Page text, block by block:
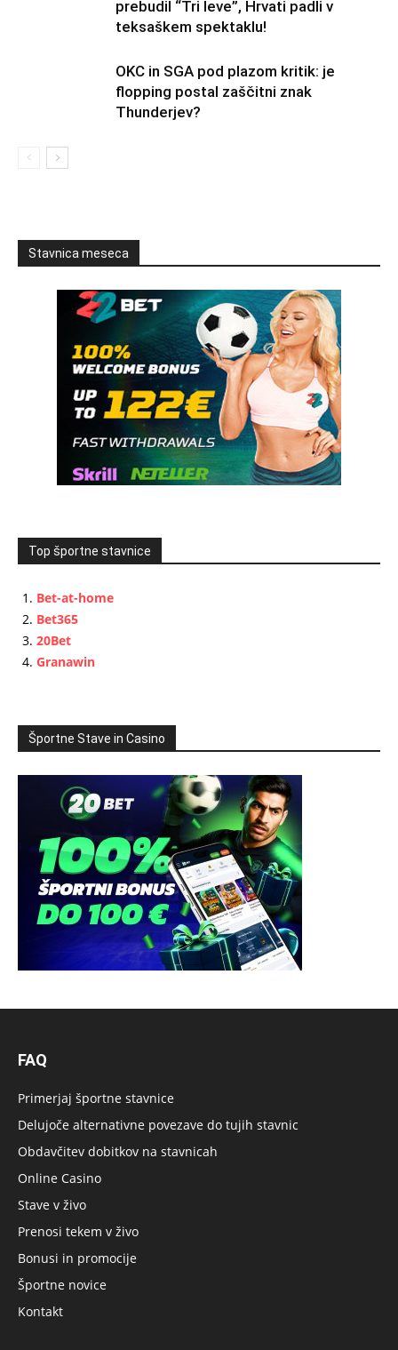
prebudil “Tri leve”, Hrvati padli v
teksaškem spektaklu!
OKC in SGA pod plazom kritik: je
flopping postal zaščitni znak
Thunderjev?
Stavnica meseca
Top športne stavnice
Bet-at-home
Bet365
20Bet
Granawin
Športne Stave in Casino
FAQ
Primerjaj športne stavnice
Delujoče alternativne povezave do tujih stavnic
Obdavčitev dobitkov na stavnicah
Online Casino
Stave v živo
Prenosi tekem v živo
Bonusi in promocije
Športne novice
Kontakt